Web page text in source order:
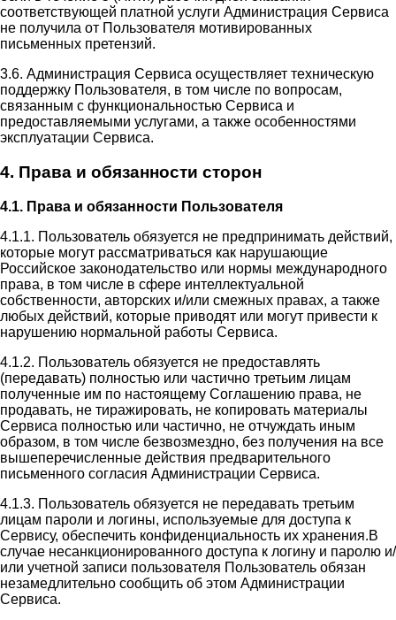
соответствующей платной услуги Администрация Сервиса
не получила от Пользователя мотивированных
письменных претензий.
3.6. Администрация Сервиса осуществляет техническую
поддержку Пользователя, в том числе по вопросам,
связанным с функциональностью Сервиса и
предоставляемыми услугами, а также особенностями
эксплуатации Сервиса.
4. Права и обязанности сторон
4.1. Права и обязанности Пользователя
4.1.1. Пользователь обязуется не предпринимать действий,
которые могут рассматриваться как нарушающие
Российское законодательство или нормы международного
права, в том числе в сфере интеллектуальной
собственности, авторских и/или смежных правах, а также
любых действий, которые приводят или могут привести к
нарушению нормальной работы Сервиса.
4.1.2. Пользователь обязуется не предоставлять
(передавать) полностью или частично третьим лицам
полученные им по настоящему Соглашению права, не
продавать, не тиражировать, не копировать материалы
Сервиса полностью или частично, не отчуждать иным
образом, в том числе безвозмездно, без получения на все
вышеперечисленные действия предварительного
письменного согласия Администрации Сервиса.
4.1.3. Пользователь обязуется не передавать третьим
лицам пароли и логины, используемые для доступа к
Сервису, обеспечить конфиденциальность их хранения.В
случае несанкционированного доступа к логину и паролю и/
или учетной записи пользователя Пользователь обязан
незамедлительно сообщить об этом Администрации
Сервиса.